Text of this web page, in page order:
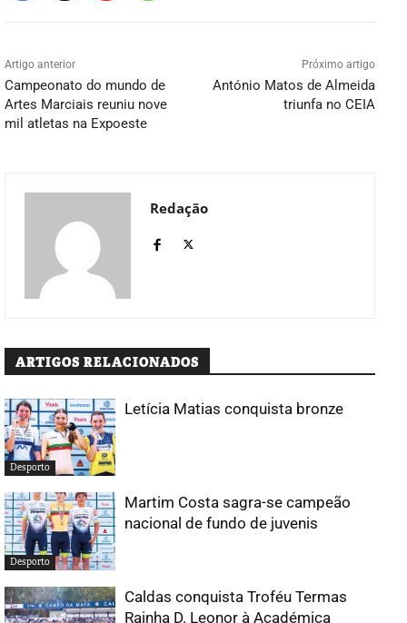
Artigo anterior
Campeonato do mundo de
Artes Marciais reuniu nove
mil atletas na Expoeste
Próximo artigo
António Matos de Almeida
triunfa no CEIA
Redação
ARTIGOS RELACIONADOS
Desporto
Letícia Matias conquista bronze
Desporto
Martim Costa sagra-se campeão
nacional de fundo de juvenis
Caldas conquista Troféu Termas
Rainha D. Leonor à Académica